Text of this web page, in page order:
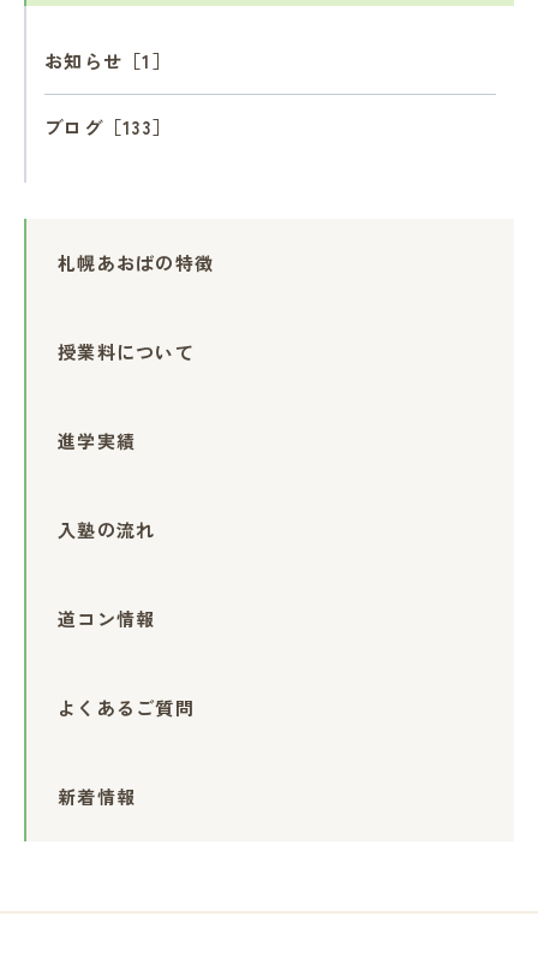
お知らせ［1］
ブログ［133］
札幌あおばの特徴
授業料について
進学実績
入塾の流れ
道コン情報
よくあるご質問
新着情報